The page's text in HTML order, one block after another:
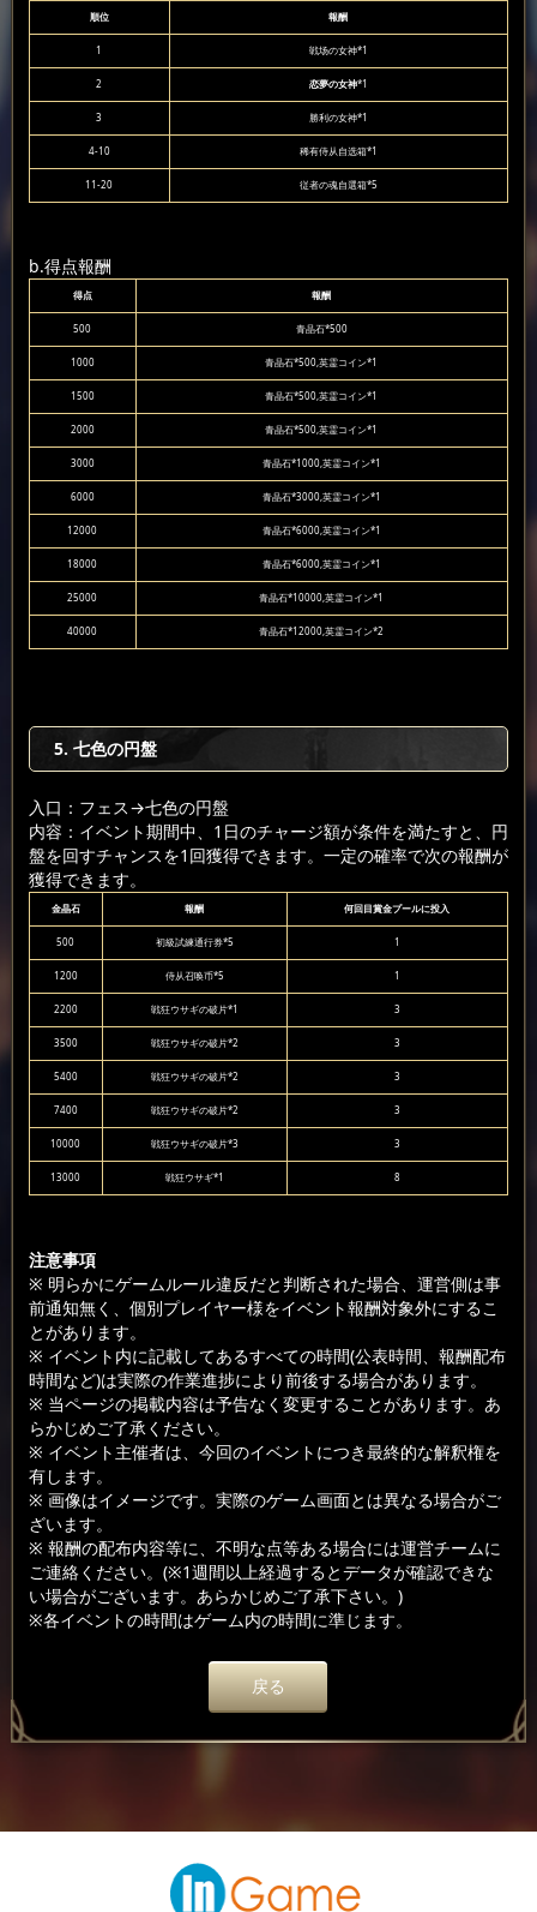
順位 報酬
1 戦场の女神*1
2 恋夢の女神*1
3 勝利の女神*1
4-10 稀有侍从自选箱*1
11-20 従者の魂自選箱*5
b.得点報酬
得点 報酬
500 青晶石*500
1000 青晶石*500,英霊コイン*1
1500 青晶石*500,英霊コイン*1
2000 青晶石*500,英霊コイン*1
3000 青晶石*1000,英霊コイン*1
6000 青晶石*3000,英霊コイン*1
12000 青晶石*6000,英霊コイン*1
18000 青晶石*6000,英霊コイン*1
25000 青晶石*10000,英霊コイン*1
40000 青晶石*12000,英霊コイン*2
5. 七色の円盤
入口：フェス→七色の円盤
内容：イベント期間中、1日のチャージ額が条件を満たすと、円
盤を回すチャンスを1回獲得できます。一定の確率で次の報酬が
獲得できます。
金晶石 報酬 何回目賞金プールに投入
500 初級試練通行券*5 1
1200 侍从召唤币*5 1
2200 戦狂ウサギの破片*1 3
3500 戦狂ウサギの破片*2 3
5400 戦狂ウサギの破片*2 3
7400 戦狂ウサギの破片*2 3
10000 戦狂ウサギの破片*3 3
13000 戦狂ウサギ*1 8
注意事項
※ 明らかにゲームルール違反だと判断された場合、運営側は事
前通知無く、個別プレイヤー様をイベント報酬対象外にするこ
とがあります。
※ イベント内に記載してあるすべての時間(公表時間、報酬配布
時間など)は実際の作業進捗により前後する場合があります。
※ 当ページの掲載内容は予告なく変更することがあります。あ
らかじめご了承ください。
※ イベント主催者は、今回のイベントにつき最終的な解釈権を
有します。
※ 画像はイメージです。実際のゲーム画面とは異なる場合がご
ざいます。
※ 報酬の配布内容等に、不明な点等ある場合には運営チームに
ご連絡ください。(※1週間以上経過するとデータが確認できな
い場合がございます。あらかじめご了承下さい。)
※各イベントの時間はゲーム内の時間に準じます。
戻る